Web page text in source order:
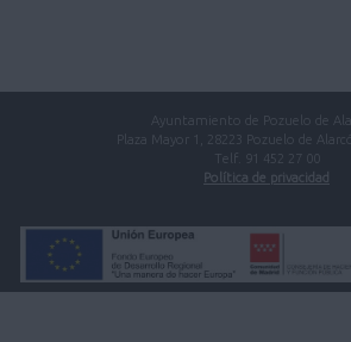
Ayuntamiento de Pozuelo de
Plaza Mayor 1, 28223 Pozuelo de
Telf. 91 452 27 00
Política de privacidad